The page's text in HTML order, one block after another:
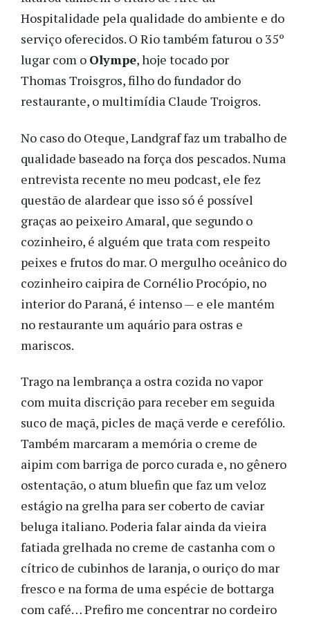
Hospitalidade pela qualidade do ambiente e do
serviço oferecidos. O Rio também faturou o 35º
lugar com o Olympe, hoje tocado por
Thomas Troisgros, filho do fundador do
restaurante, o multimídia Claude Troigros.
No caso do Oteque, Landgraf faz um trabalho de
qualidade baseado na força dos pescados. Numa
entrevista recente no meu podcast, ele fez
questão de alardear que isso só é possível
graças ao peixeiro Amaral, que segundo o
cozinheiro, é alguém que trata com respeito
peixes e frutos do mar. O mergulho oceânico do
cozinheiro caipira de Cornélio Procópio, no
interior do Paraná, é intenso — e ele mantém
no restaurante um aquário para ostras e
mariscos.
Trago na lembrança a ostra cozida no vapor
com muita discrição para receber em seguida
suco de maçã, picles de maçã verde e cerefólio.
Também marcaram a memória o creme de
aipim com barriga de porco curada e, no gênero
ostentação, o atum bluefin que faz um veloz
estágio na grelha para ser coberto de caviar
beluga italiano. Poderia falar ainda da vieira
fatiada grelhada no creme de castanha com o
cítrico de cubinhos de laranja, o ouriço do mar
fresco e na forma de uma espécie de bottarga
com café… Prefiro me concentrar no cordeiro